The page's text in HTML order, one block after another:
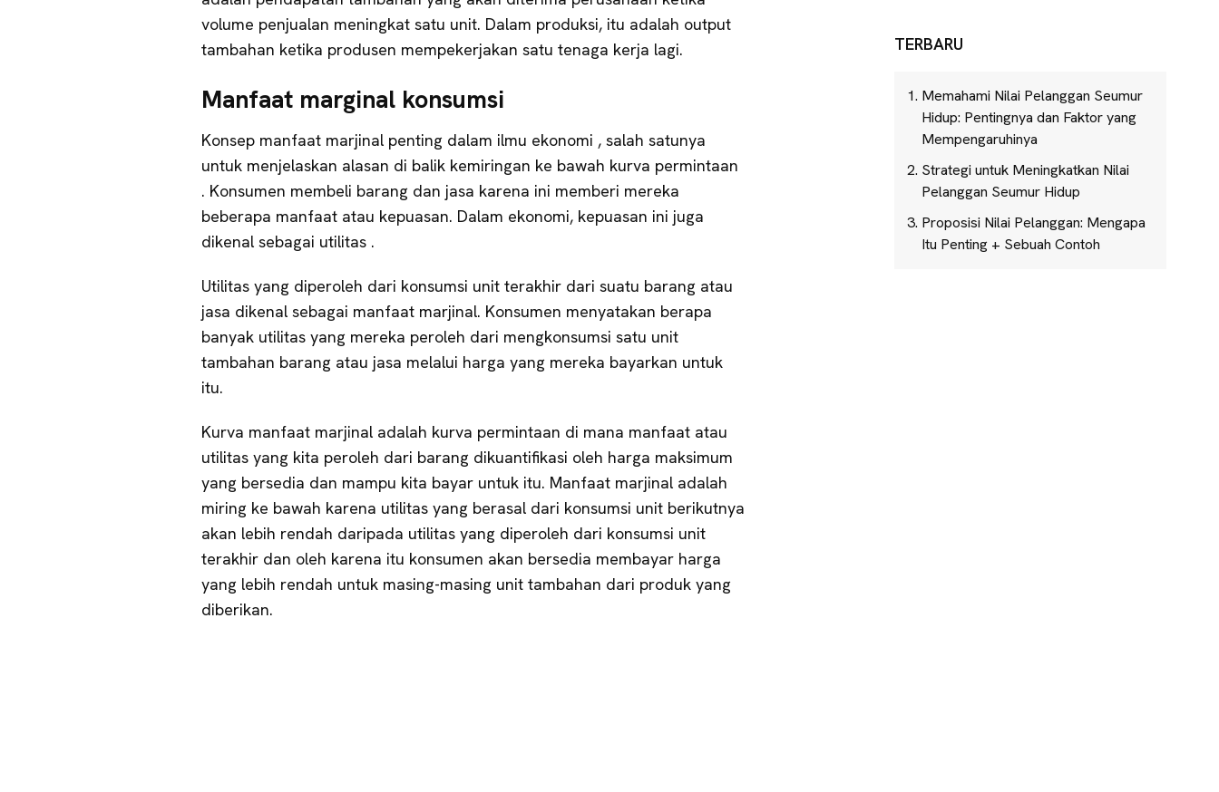
volume penjualan meningkat satu unit. Dalam produksi, itu adalah output
tambahan ketika produsen mempekerjakan satu tenaga kerja lagi.
Manfaat marginal konsumsi
Konsep manfaat marjinal penting dalam ilmu ekonomi , salah satunya
untuk menjelaskan alasan di balik kemiringan ke bawah kurva permintaan
. Konsumen membeli barang dan jasa karena ini memberi mereka
beberapa manfaat atau kepuasan. Dalam ekonomi, kepuasan ini juga
dikenal sebagai utilitas .
Utilitas yang diperoleh dari konsumsi unit terakhir dari suatu barang atau
jasa dikenal sebagai manfaat marjinal. Konsumen menyatakan berapa
banyak utilitas yang mereka peroleh dari mengkonsumsi satu unit
tambahan barang atau jasa melalui harga yang mereka bayarkan untuk
itu.
Kurva manfaat marjinal adalah kurva permintaan di mana manfaat atau
utilitas yang kita peroleh dari barang dikuantifikasi oleh harga maksimum
yang bersedia dan mampu kita bayar untuk itu. Manfaat marjinal adalah
miring ke bawah karena utilitas yang berasal dari konsumsi unit berikutnya
akan lebih rendah daripada utilitas yang diperoleh dari konsumsi unit
terakhir dan oleh karena itu konsumen akan bersedia membayar harga
yang lebih rendah untuk masing-masing unit tambahan dari produk yang
diberikan.
TERBARU
Memahami Nilai Pelanggan Seumur
Hidup: Pentingnya dan Faktor yang
Mempengaruhinya
Strategi untuk Meningkatkan Nilai
Pelanggan Seumur Hidup
Proposisi Nilai Pelanggan: Mengapa
Itu Penting + Sebuah Contoh